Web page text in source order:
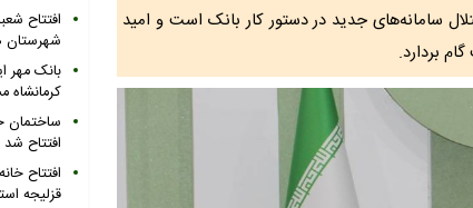
سامانه‌های جدید در دستور کار بانک است و امید
بردارد.
افتتاح
شهرستان
کرمانشاه
افتتاح شد
افتتاح
قزلیجه